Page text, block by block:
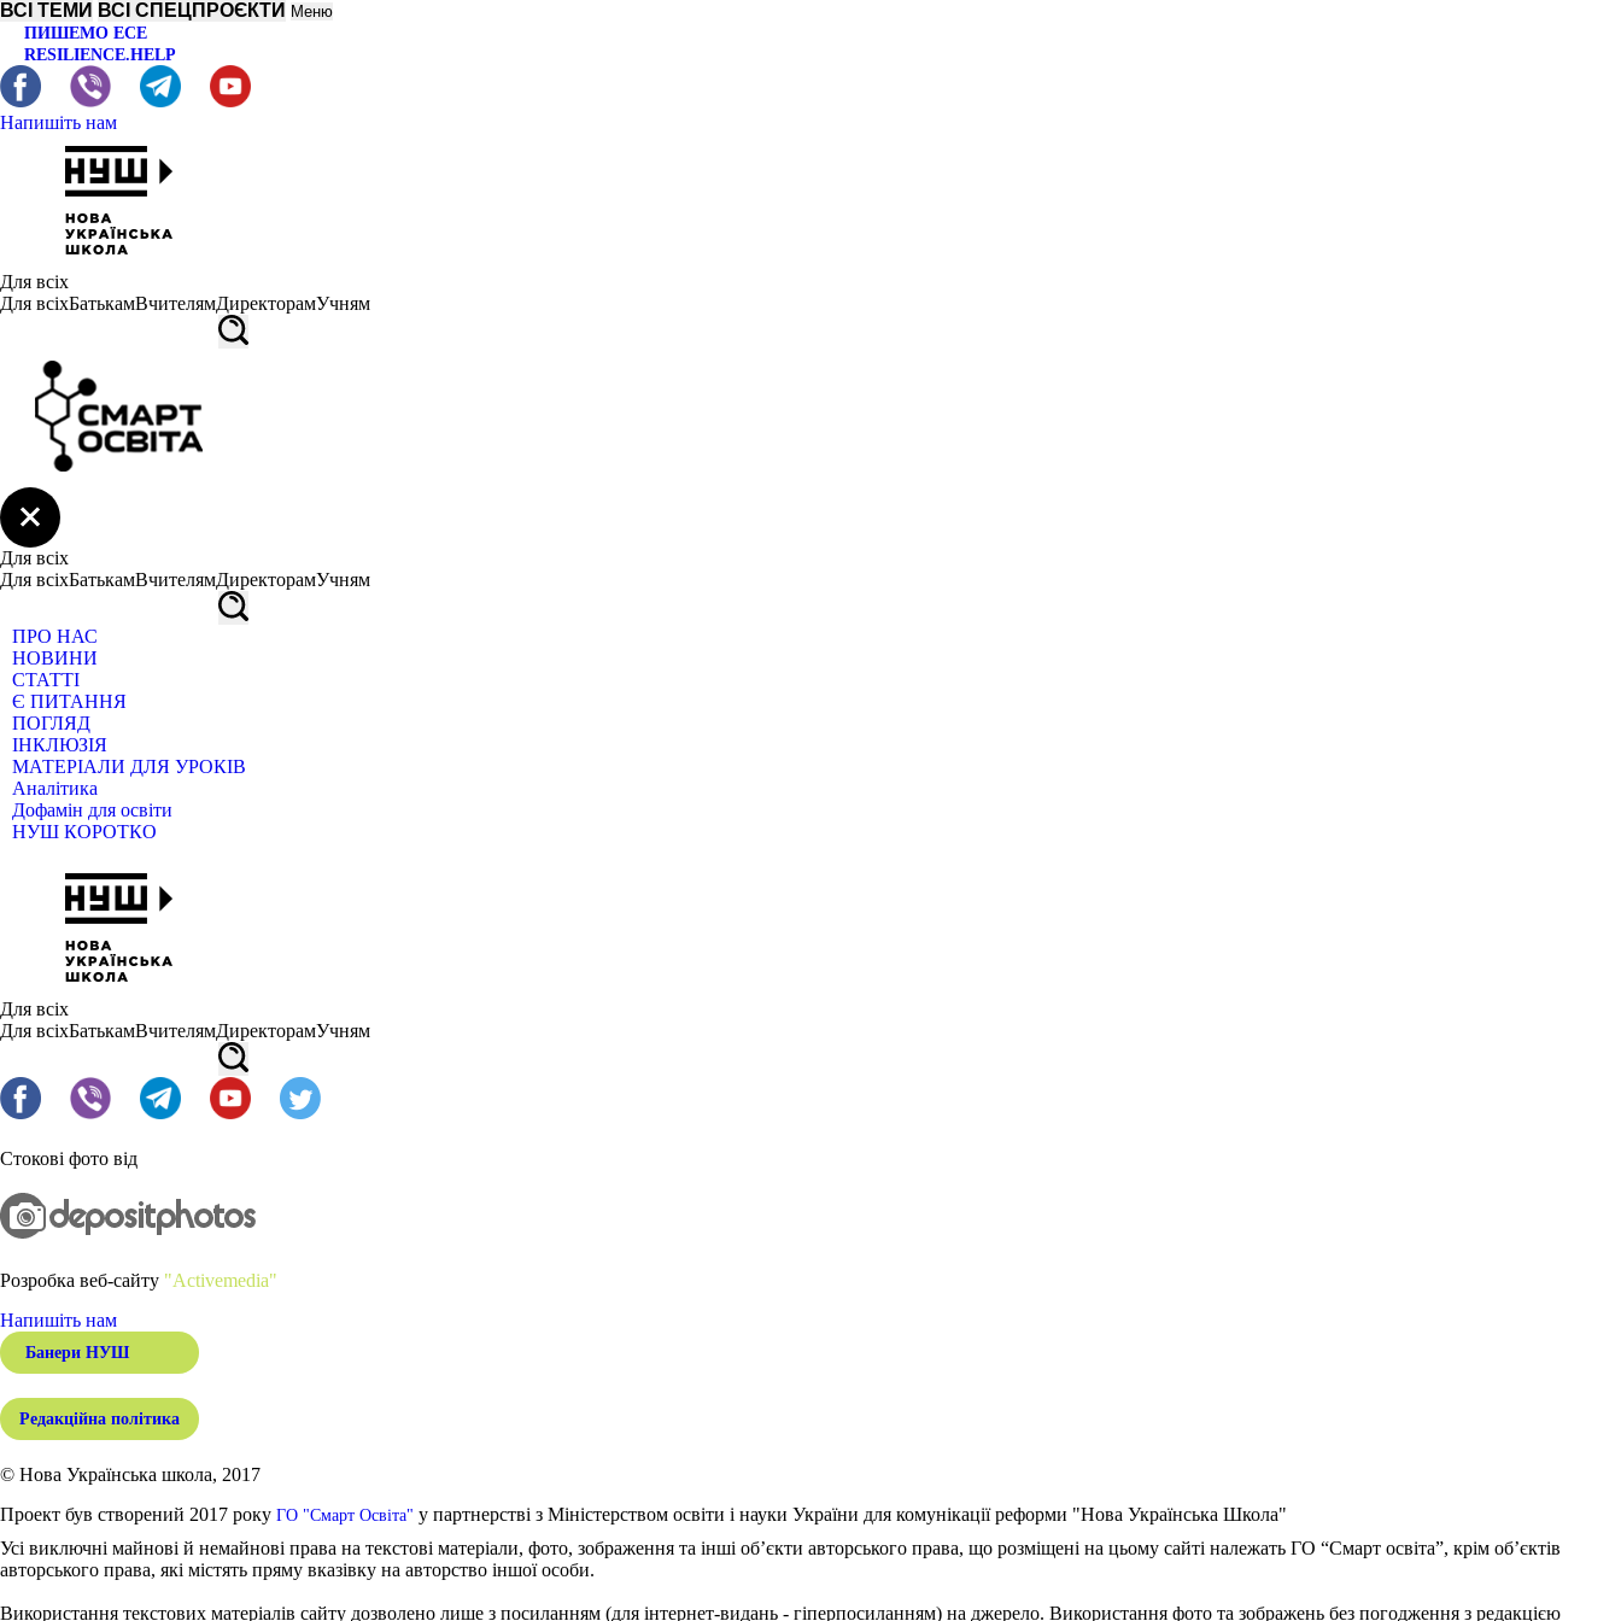
ВСІ ТЕМИ ВСІ СПЕЦПРОЄКТИ Меню
ПИШЕМО ЕСЕ
RESILIENCE.HELP
Напишіть нам
Для всіх
Для всіхБатькамВчителямДиректорамУчням
Для всіх
Для всіхБатькамВчителямДиректорамУчням
ПРО НАС
НОВИНИ
СТАТТІ
Є ПИТАННЯ
ПОГЛЯД
ІНКЛЮЗІЯ
МАТЕРІАЛИ ДЛЯ УРОКІВ
Аналітика
Дофамін для освіти
НУШ КОРОТКО
Для всіх
Для всіхБатькамВчителямДиректорамУчням
Стокові фото від
Розробка веб-сайту "Activemedia"
Напишіть нам
Банери НУШ
Редакційна політика
© Нова Українська школа, 2017
Проект був створений 2017 року ГО "Смарт Освіта" у партнерстві з Міністерством освіти і науки України для комунікації реформи "Нова Українська Школа"
Усі виключні майнові й немайнові права на текстові матеріали, фото, зображення та інші об’єкти авторського права, що розміщені на цьому сайті належать ГО “Смарт освіта”, крім об’єктів
авторського права, які містять пряму вказівку на авторство іншої особи.
Використання текстових матеріалів сайту дозволено лише з посиланням (для інтернет-видань - гіперпосиланням) на джерело. Використання фото та зображень без погодження з редакцією